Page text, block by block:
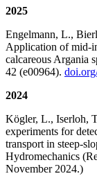
2025
Engelmann, L.,
Application of mid-
calcareous Argania
42 (e00964).
2024
Kögler, L., Iserloh,
experiments for
transport in steep-
Hydromechanics
November 2024.)